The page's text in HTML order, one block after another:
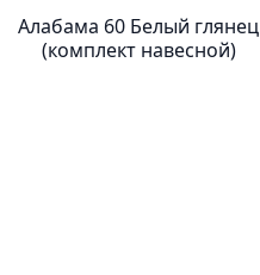
Алабама 60 Белый глянец
(комплект навесной)